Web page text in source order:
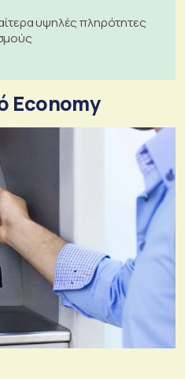
υψηλές πληρότητες
Economy